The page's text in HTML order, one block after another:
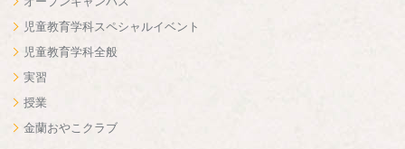
児童教育学科スペシャルイベント
児童教育学科全般
実習
授業
金蘭おやこクラブ